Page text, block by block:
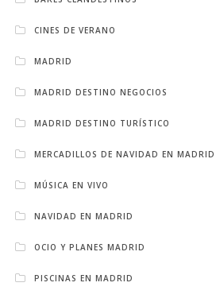
CINES DE VERANO
MADRID
MADRID DESTINO NEGOCIOS
MADRID DESTINO TURÍSTICO
MERCADILLOS DE NAVIDAD EN MADRID
MÚSICA EN VIVO
NAVIDAD EN MADRID
OCIO Y PLANES MADRID
PISCINAS EN MADRID